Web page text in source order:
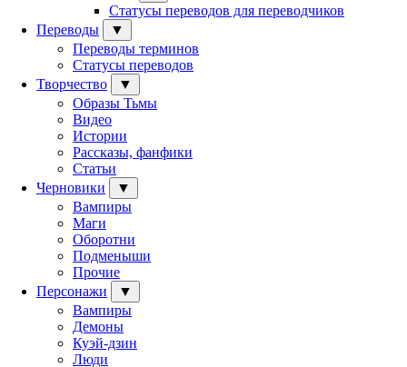
Статусы переводов для переводчиков
Переводы
▼
Переводы терминов
Статусы переводов
Творчество
▼
Образы Тьмы
Видео
Истории
Рассказы, фанфики
Статьи
Черновики
▼
Вампиры
Маги
Оборотни
Подменыши
Прочие
Персонажи
▼
Вампиры
Демоны
Куэй-дзин
Люди